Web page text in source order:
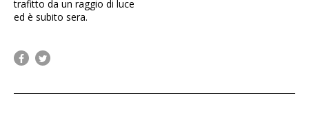
trafitto da un raggio di luce
ed è subito sera.